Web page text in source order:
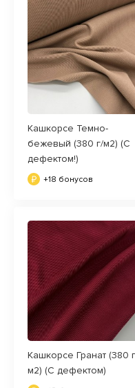
Кашкорсе Темно-
бежевый (380 г/м2) (С
дефектом!)
+18 бонусов
Кашкорсе Гранат (380
м2) (С дефектом)